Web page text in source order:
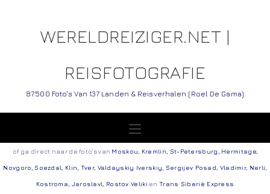
WERELDREIZIGER.NET |
REISFOTOGRAFIE
87.500 Foto's Van 137 Landen & Reisverhalen (Roel De Gama)
of ga direct naar de foto’s van Moskou Kremlin St-Petersburg Hermitage,
Novgoro ,Soezdal Klin Tver, Valdayskiy Iverskiy Sergijev Posad Vladimir, Nerli
Kostroma Jaroslavl Rostov Veliki enTrans Siberië Express